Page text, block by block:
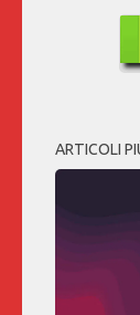
ARTICOLI